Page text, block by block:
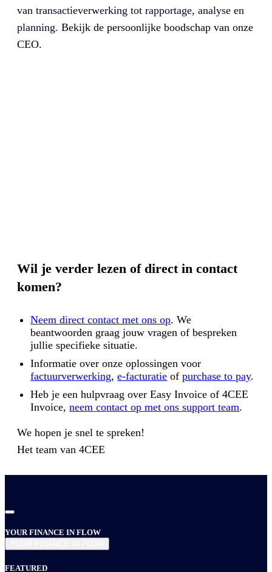
van transactieverwerking tot rapportage, analyse en
planning. Bekijk de persoonlijke boodschap van onze
CEO.
Wil je verder lezen of direct in contact
komen?
Neem direct contact met ons op. We
beantwoorden graag jouw vragen of bespreken
jullie specifieke situatie.
Informatie over onze oplossingen voor
factuurverwerking,e-facturatie ofpurchase to pay.
Heb je een hulpvraag over Easy Invoice of 4CEE
Invoice,neem contact op met ons support team.
We hopen je snel te spreken!
Het team van 4CEE
YOUR FINANCE IN FLOW
FEATURED